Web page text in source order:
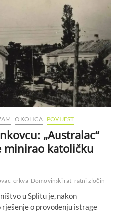
OKOLICA POVIJEST
„Australac“
minirao katoličku
crkva Domovinski rat ratni zločin
u Splitu je, nakon
o provođenju istrage